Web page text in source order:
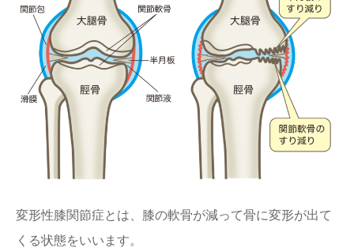
変形性膝関節症とは、膝の軟骨が減って骨に変形が出て
くる状態をいいます。